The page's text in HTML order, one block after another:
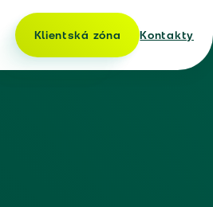
Klientská zóna Kontakty